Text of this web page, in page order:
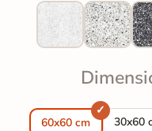
60x60 cm 30x60